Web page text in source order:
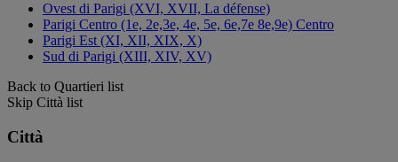
Ovest di Parigi (XVI, XVII, La défense)
Parigi Centro (1e, 2e,3e, 4e, 5e, 6e,7e 8e,9e) Centro
Parigi Est (XI, XII, XIX, X)
Sud di Parigi (XIII, XIV, XV)
Back to Quartieri list
Skip Città list
Città